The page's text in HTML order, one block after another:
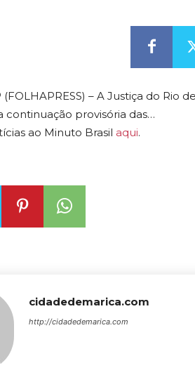
(FOLHAPRESS) – A Justiça do
continuação provisória das…
ao Minuto Brasil aqui.
cidadedemarica.com
http://cidadedemarica.com